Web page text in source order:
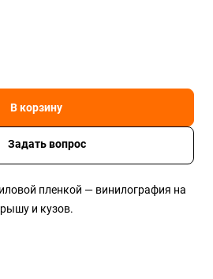
В корзину
Задать вопрос
пленкой — винилография на
и кузов.